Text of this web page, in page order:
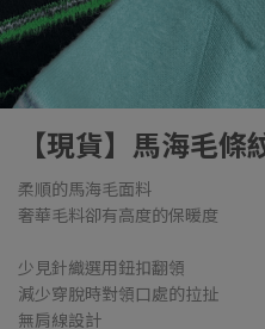
【現貨】馬海毛
柔順的馬海毛面料
奢華毛料卻有高度的保暖度
少見針織選用鈕扣翻領
減少穿脫時對領口處的拉扯
無肩線設計